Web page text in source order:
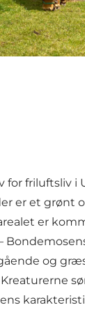
for friluftsliv i
er et grønt
er
og